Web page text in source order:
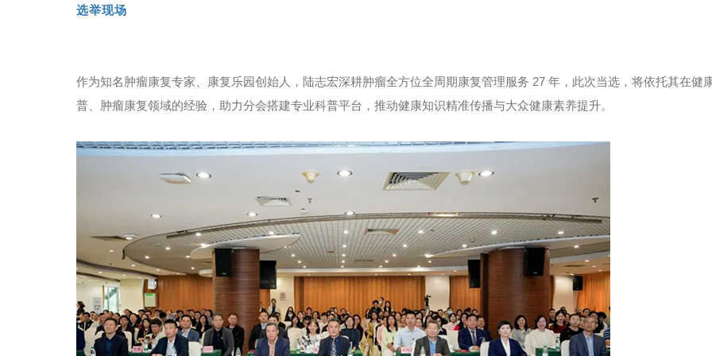
选举现场
作为知名肿瘤康复专家、康复乐园创始人，陆志宏深耕肿瘤全方位全周期康复管理服务 27 年，此次当选，将依托其在健
普、肿瘤康复领域的经验，助力分会搭建专业科普平台，推动健康知识精准传播与大众健康素养提升。